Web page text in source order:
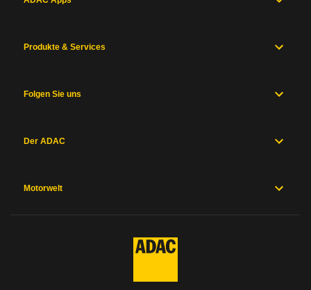
Produkte & Services
Folgen Sie uns
Der ADAC
Motorwelt